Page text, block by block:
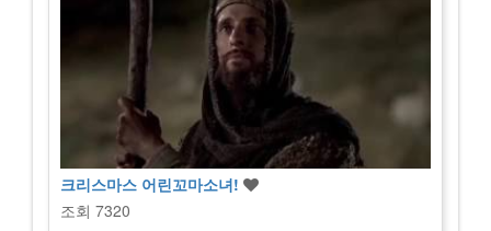
크리스마스 어린꼬마소녀!
조회 7320